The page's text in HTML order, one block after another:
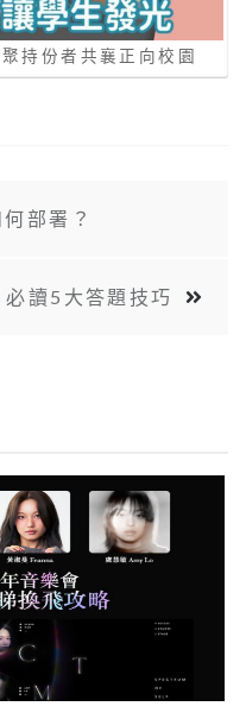
持份者共襄正向校園
部署？
讀5大答題技巧